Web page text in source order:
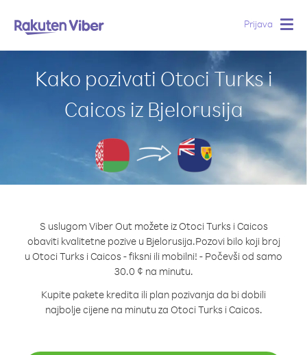
Prijava
Kako pozivati Otoci Turks i
Caicos iz Bjelorusija
S uslugom Viber Out možete iz Otoci Turks i Caicos
obaviti kvalitetne pozive u Bjelorusija.Pozovi bilo koji broj
u Otoci Turks i Caicos - fiksni ili mobilni! - Počevši od samo
30.0 ¢ na minutu.
Kupite pakete kredita ili plan pozivanja da bi dobili
najbolje cijene na minutu za Otoci Turks i Caicos.